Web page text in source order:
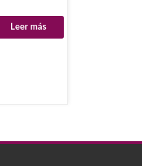
Leer más